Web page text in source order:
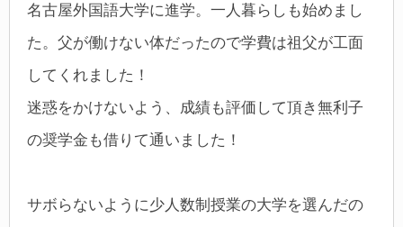
名古屋外国語大学に進学。一人暮らしも始めまし
た。父が働けない体だったので学費は祖父が工面
してくれました！
迷惑をかけないよう、成績も評価して頂き無利子
の奨学金も借りて通いました！
サボらないように少人数制授業の大学を選んだの